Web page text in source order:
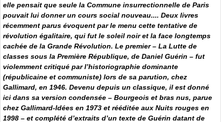
elle pensait que seule la Commune insurrectionnelle de Paris
pouvait lui donner un cours social nouveau.... Deux livres
récemment parus évoquent par le menu cette tentative de
révolution égalitaire, qui fut le soleil noir et la face longtemps
cachée de la Grande Révolution. Le premier – La Lutte de
classes sous la Première République, de Daniel Guérin – fut
violemment critiqué par l’historiographie dominante
(républicaine et communiste) lors de sa parution, chez
Gallimard, en 1946. Devenu depuis un classique, il est donné
ici dans sa version condensée – Bourgeois et bras nus, parue
chez Gallimard-Idées en 1973 et rééditée aux Nuits rouges en
1998 – et complété d’extraits d’un texte de Guérin datant de